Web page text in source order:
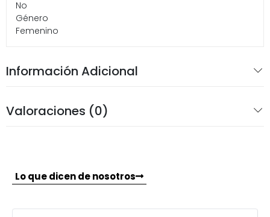
No
Género
Femenino
Información Adicional
Valoraciones (0)
Lo que dicen de nosotros